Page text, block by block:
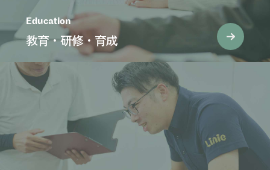
Education
教育・研修・育成